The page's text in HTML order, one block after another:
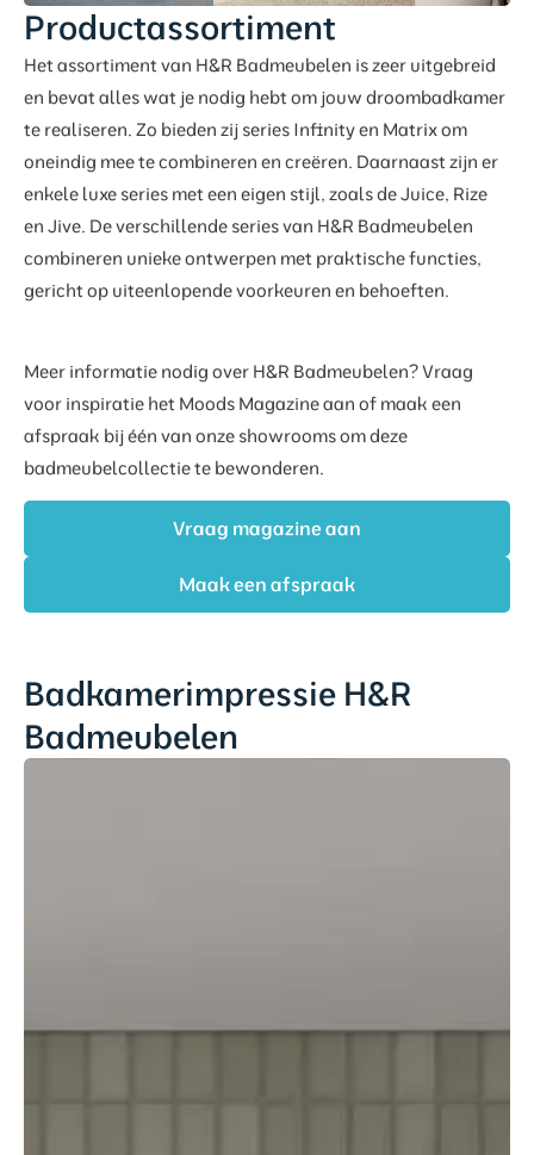
Productassortiment
Het assortiment van H&R Badmeubelen is zeer uitgebreid
en bevat alles wat je nodig hebt om jouw droombadkamer
te realiseren. Zo bieden zij series Infinity en Matrix om
oneindig mee te combineren en creëren. Daarnaast zijn er
enkele luxe series met een eigen stijl, zoals de Juice, Rize
en Jive. De verschillende series van H&R Badmeubelen
combineren unieke ontwerpen met praktische functies,
gericht op uiteenlopende voorkeuren en behoeften.
Meer informatie nodig over H&R Badmeubelen? Vraag
voor inspiratie het Moods Magazine aan of maak een
afspraak bij één van onze showrooms om deze
badmeubelcollectie te bewonderen.
Vraag magazine aan
Maak een afspraak
Badkamerimpressie H&R
Badmeubelen